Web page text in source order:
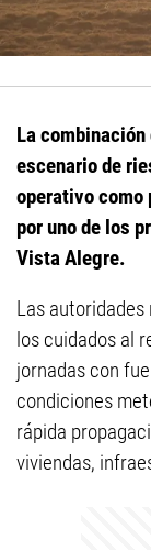
La
escenario de
operativo como
por uno de los
Vista Alegre.
Las
los cuidados al
jornadas con
condiciones
rápida
viviendas,